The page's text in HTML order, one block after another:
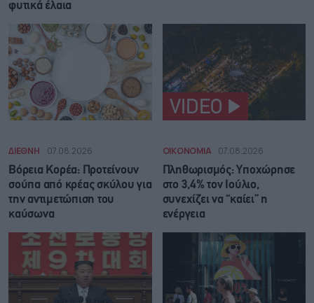
φυτικά έλαια
VIDEO
ΔΙΕΘΝΗ 07.08.2026
Βόρεια Κορέα: Προτείνουν
σούπα από κρέας σκύλου για
την αντιμετώπιση του
καύσωνα
ΟΙΚΟΝΟΜΙΑ 07.08.2026
Πληθωρισμός: Υποχώρησε
στο 3,4% τον Ιούλιο,
συνεχίζει να “καίει” η
ενέργεια